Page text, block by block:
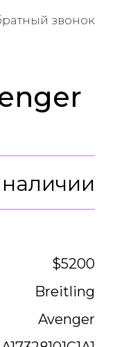
звонок
$5200
Breitling
Avenger